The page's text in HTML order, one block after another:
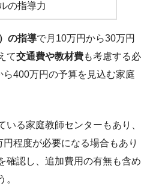
ルの指導力
の指導で月10万円から30万円
て交通費や教材費も考慮する必
400万円の予算を見込む家庭
いる家庭教師センターもあり、
程度が必要になる場合もあり
確認し、追加費用の有無も含め
。